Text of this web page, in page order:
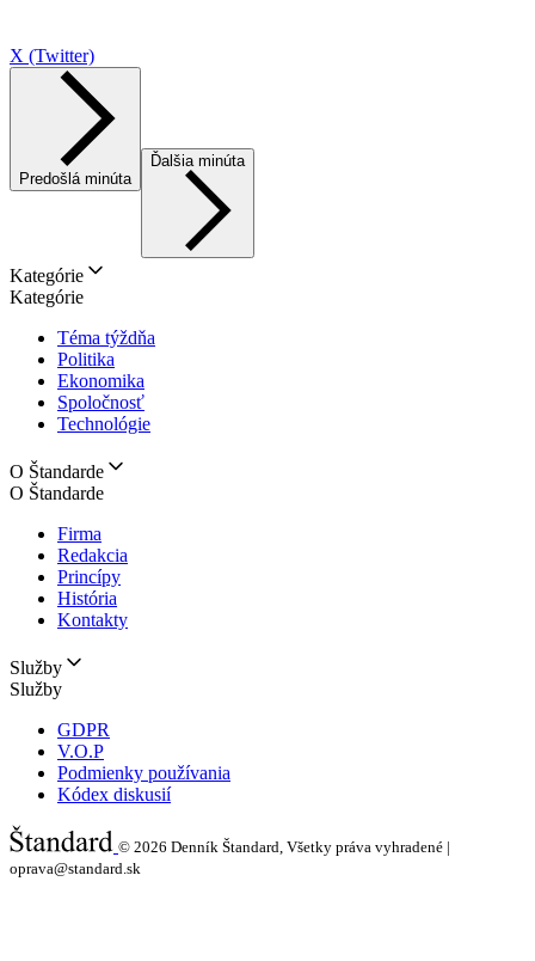
X (Twitter)
Predošlá minúta
Ďalšia minúta
Kategórie
Kategórie
Téma týždňa
Politika
Ekonomika
Spoločnosť
Technológie
O Štandarde
O Štandarde
Firma
Redakcia
Princípy
História
Kontakty
Služby
Služby
GDPR
V.O.P
Podmienky používania
Kódex diskusií
© 2026 Denník Štandard, Všetky práva vyhradené |
oprava@standard.sk